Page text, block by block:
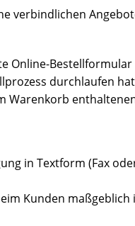
verbindlichen
Online-
durchlaufen
Warenkorb
in Textform (Fax
Kunden maßgeblich